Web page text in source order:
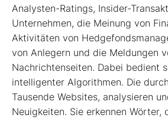
Analysten-Ratings, Insider-
Unternehmen, die Meinung von
Aktivitäten von
von Anlegern und die Meldungen
Nachrichtenseiten. Dabei bedient
intelligenter Algorithmen. Die
Tausende Websites, analysieren
Neuigkeiten. Sie erkennen Wörter,